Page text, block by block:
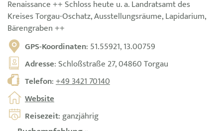
Renaissance ++ Schloss heute u. a. Landratsamt des
Kreises Torgau-Oschatz, Ausstellungsräume, Lapidarium,
Bärengraben ++
GPS-Koordinaten: 51.55921, 13.00759
Adresse: Schloßstraße 27, 04860 Torgau
Telefon:+49 3421 70140
Website
Reisezeit: ganzjährig